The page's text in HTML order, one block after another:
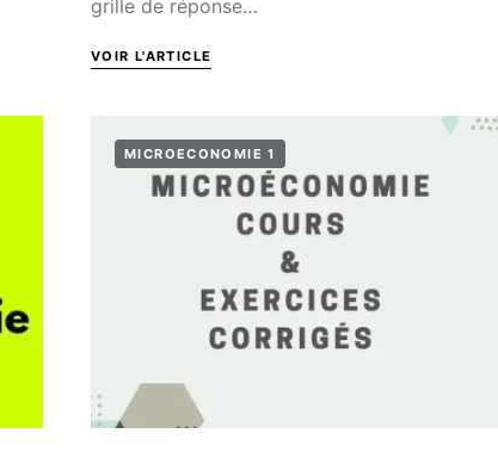
grille de réponse…
VOIR L'ARTICLE
MICROECONOMIE 1